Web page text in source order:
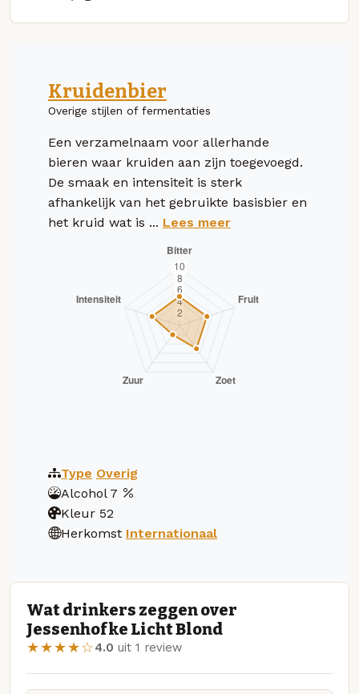
Kruidenbier
Overige stijlen of fermentaties
Een verzamelnaam voor allerhande
bieren waar kruiden aan zijn toegevoegd.
De smaak en intensiteit is sterk
afhankelijk van het gebruikte basisbier en
het kruid wat is ... Lees meer
Type Overig
Alcohol 7
Kleur 52
Herkomst Internationaal
Wat drinkers zeggen over
Jessenhofke Licht Blond
★★★★☆4.0 uit 1 review